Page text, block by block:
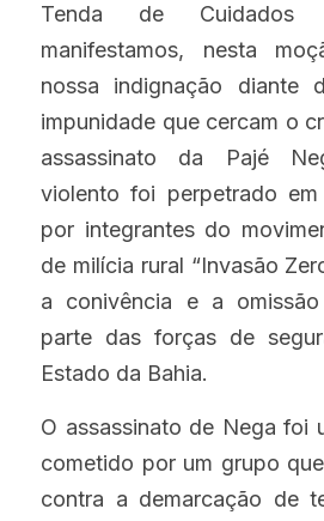
Tenda de Cuidados
manifestamos, nesta
nossa indignação diante
impunidade que cercam o
assassinato da Pajé
violento foi perpetrado
por integrantes do
de milícia rural “Invasão
a conivência e a
parte das forças de
Estado da Bahia.
O assassinato de Nega foi
cometido por um grupo
contra a demarcação de